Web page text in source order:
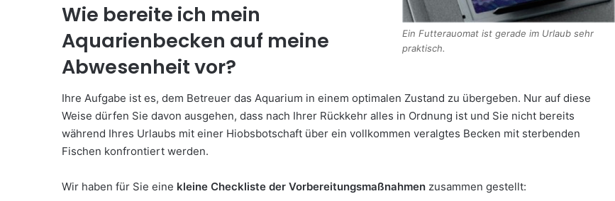
Ein Futterauomat ist gerade im Urlaub sehr
praktisch.
Wie bereite ich mein
Aquarienbecken auf meine
Abwesenheit vor?
Ihre Aufgabe ist es, dem Betreuer das Aquarium in einem optimalen Zustand zu übergeben. Nur auf diese
Weise dürfen Sie davon ausgehen, dass nach Ihrer Rückkehr alles in Ordnung ist und Sie nicht bereits
während Ihres Urlaubs mit einer Hiobsbotschaft über ein vollkommen veralgtes Becken mit sterbenden
Fischen konfrontiert werden.
Wir haben für Sie eine kleine Checkliste der Vorbereitungsmaßnahmen zusammen gestellt: